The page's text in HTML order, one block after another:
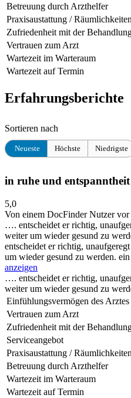
Betreuung durch Arzthelfer
Praxisaustattung / Räumlichkeiten
Zufriedenheit mit der
Vertrauen zum Arzt
Wartezeit im Warteraum
Wartezeit auf Termin
Erfahrungsberichte
Sortieren nach
Neueste Höchste Niedrigste
in ruhe und entspanntheit
5,0
Von einem DocFinder Nutzervor
…. entscheidet er richtig,
weiter um wieder gesund zu
entscheidet er richtig,
um wieder gesund zu werden.
anzeigen
…. entscheidet er richtig,
weiter um wieder gesund zu
Einfühlungsvermögen des Arztes
Vertrauen zum Arzt
Zufriedenheit mit der
Serviceangebot
Praxisaustattung / Räumlichkeiten
Betreuung durch Arzthelfer
Wartezeit im Warteraum
Wartezeit auf Termin